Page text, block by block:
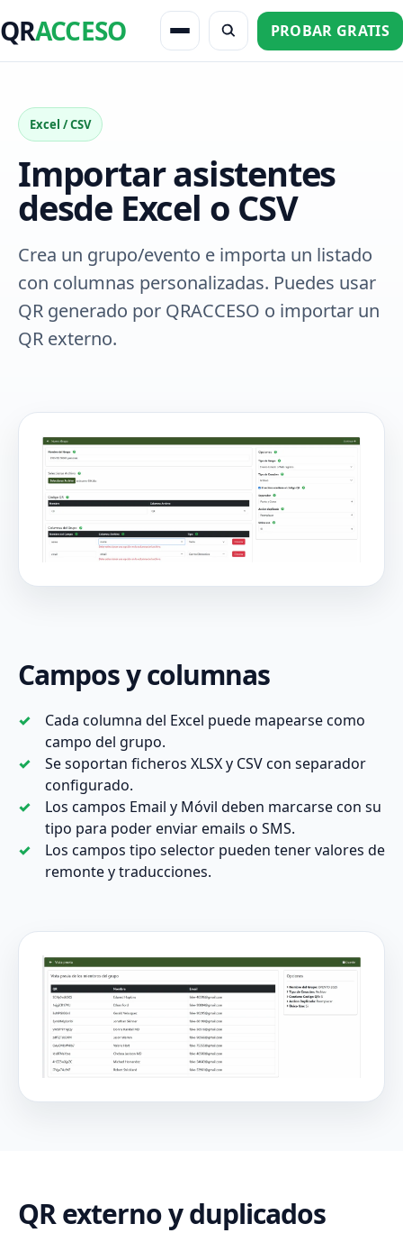
QRACCESO PROBAR GRATIS
Excel / CSV
Importar asistentes
desde Excel o CSV
Crea un grupo/evento e importa un listado
con columnas personalizadas. Puedes usar
QR generado por QRACCESO o importar un
QR externo.
Campos y columnas
Cada columna del Excel puede mapearse como
campo del grupo.
Se soportan ficheros XLSX y CSV con separador
configurado.
Los campos Email y Móvil deben marcarse con su
tipo para poder enviar emails o SMS.
Los campos tipo selector pueden tener valores de
remonte y traducciones.
QR externo y duplicados